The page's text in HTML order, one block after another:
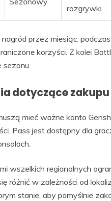
rozgrywki
przez miesiąc,
korzyści. Z kolei
dotyczące zakupu
mieć ważne konto
Pass jest dostępny dla
wszelkich regionalnych
różnić w zależności od
stanie, aby pomyślnie